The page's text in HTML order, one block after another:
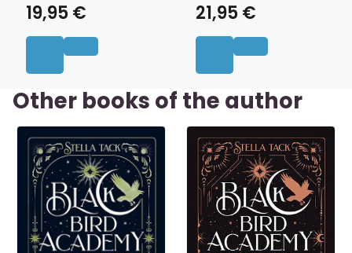
19,95 € 21,95 €
Other books of the author